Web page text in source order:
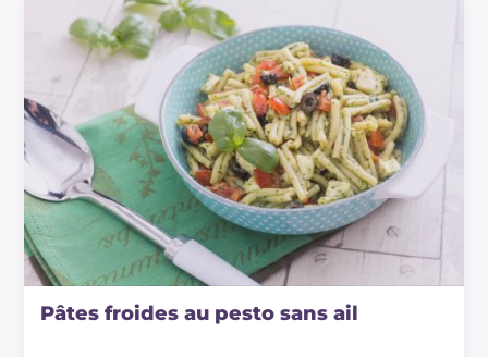
Pâtes froides au pesto sans ail